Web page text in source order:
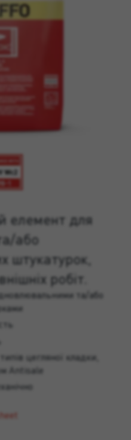
елемент для
або
штукатурок,
робіт.
та/або
цегляної кладки,
Antisale